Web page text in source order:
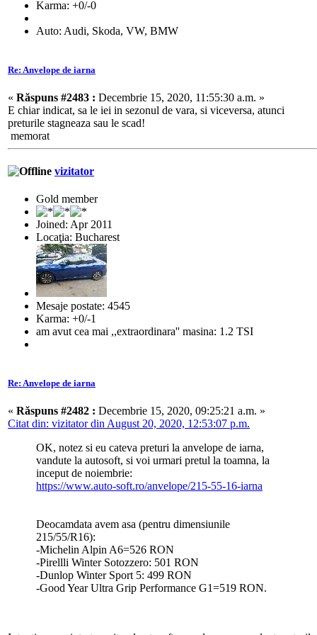
Karma: +0/-0
Auto: Audi, Skoda, VW, BMW
Re: Anvelope de iarna
« Răspuns #2483 : Decembrie 15, 2020, 11:55:30 a.m. »
E chiar indicat, sa le iei in sezonul de vara, si viceversa, atunci
preturile stagneaza sau le scad!
memorat
vizitator
Gold member
Joined: Apr 2011
Locaţia: Bucharest
Mesaje postate: 4545
Karma: +0/-1
am avut cea mai ,,extraordinara'' masina: 1.2 TSI
Re: Anvelope de iarna
« Răspuns #2482 : Decembrie 15, 2020, 09:25:21 a.m. »
Citat din: vizitator din August 20, 2020, 12:53:07 p.m.
OK, notez si eu cateva preturi la anvelope de iarna,
vandute la autosoft, si voi urmari pretul la toamna, la
inceput de noiembrie:
https://www.auto-soft.ro/anvelope/215-55-16-iarna
Deocamdata avem asa (pentru dimensiunile
215/55/R16):
-Michelin Alpin A6=526 RON
-Pirellli Winter Sotozzero: 501 RON
-Dunlop Winter Sport 5: 499 RON
-Good Year Ultra Grip Performance G1=519 RON.